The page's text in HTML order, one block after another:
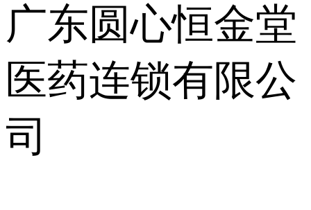
广东圆心恒金堂
医药连锁有限公
司